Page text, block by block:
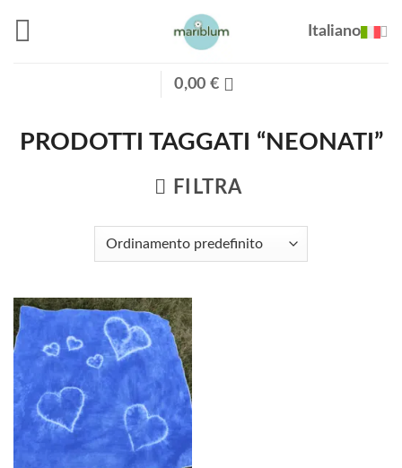
Italiano
0,00 €
PRODOTTI TAGGATI “NEONATI”
FILTRA